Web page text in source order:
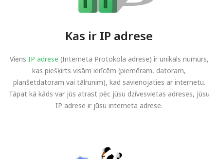
Kas ir IP adrese
Viens IP adrese (Interneta Protokola adrese) ir unikāls numurs,
kas piešķirts visām ierīcēm (piemēram, datoram,
planšetdatoram vai tālrunim), kad savienojaties ar internetu.
Tāpat kā kāds var jūs atrast pēc jūsu dzīvesvietas adreses, jūsu
IP adrese ir jūsu interneta adrese.